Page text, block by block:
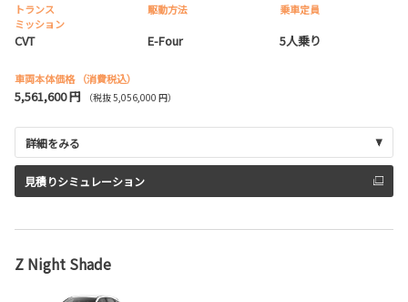
トランス
ミッション
CVT
駆動方法
E-Four
乗車定員
5人乗り
車両本体価格 （消費税込）
5,561,600 円 （税抜 5,056,000 円）
詳細をみる
見積りシミュレーション
Z Night Shade